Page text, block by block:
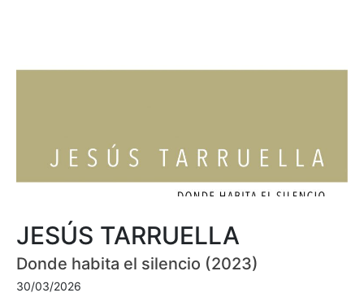
JESÚS TARRUELLA
Donde habita el silencio (2023)
30/03/2026